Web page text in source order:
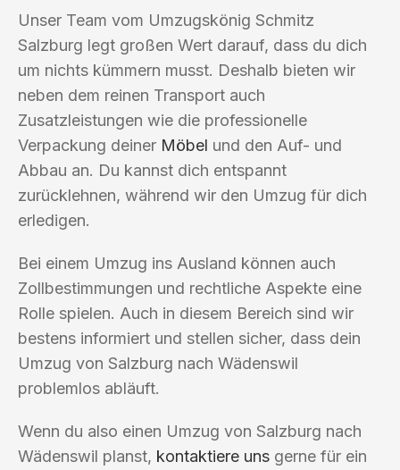
Unser Team vom Umzugskönig Schmitz
Salzburg legt großen Wert darauf, dass du dich
um nichts kümmern musst. Deshalb bieten wir
neben dem reinen Transport auch
Zusatzleistungen wie die professionelle
Verpackung deiner Möbel und den Auf- und
Abbau an. Du kannst dich entspannt
zurücklehnen, während wir den Umzug für dich
erledigen.
Bei einem Umzug ins Ausland können auch
Zollbestimmungen und rechtliche Aspekte eine
Rolle spielen. Auch in diesem Bereich sind wir
bestens informiert und stellen sicher, dass dein
Umzug von Salzburg nach Wädenswil
problemlos abläuft.
Wenn du also einen Umzug von Salzburg nach
Wädenswil planst, kontaktiere uns gerne für ein